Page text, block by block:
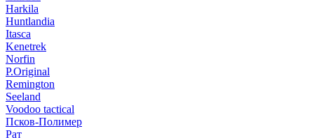
Harkila
Huntlandia
Itasca
Kenetrek
Norfin
P.Original
Remington
Seeland
Voodoo tactical
Псков-Полимер
Рат